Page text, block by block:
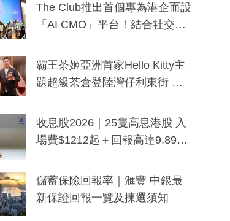
The Club推出首個專為港企而設
「AI CMO」平台！結合社交聆
分鐘生成「貼地」宣傳短片
霸王茶姬亞洲首家Hello Kitty主
題超級茶倉登陸灣仔利東街 推
y及香港限定特調系列
收息股2026｜25隻高息港股 入
場費$1212起＋回報高達9.89
儲蓄保險回報率｜滙豐 中銀最
新保證回報一覽及揀選須知